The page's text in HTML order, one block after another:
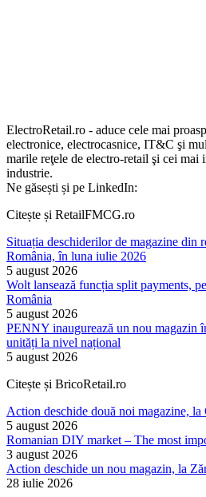
ElectroRetail.ro - aduce cele mai
electronice, electrocasnice, IT&C şi
marile reţele de electro-retail şi cei
industrie.
Ne găsești și pe LinkedIn:
Citește și RetailFMCG.ro
Situația deschiderilor de magazine din
România, în luna iulie 2026
5 august 2026
Wolt lansează funcția split payments,
România
5 august 2026
PENNY inaugurează un nou magazin
unități la nivel național
5 august 2026
Citește și BricoRetail.ro
Action deschide două noi magazine,
5 august 2026
Romanian DIY market – The most
3 august 2026
Action deschide un nou magazin, la
28 iulie 2026